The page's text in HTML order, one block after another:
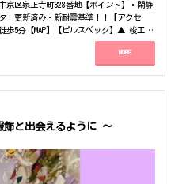
京区泉正寺町328番地【ポイント】・閑静
ー更新済み・新耐震基準！！【アクセ
歩5分【MAP】【ビルスペック】▲ 竣工年
愛、塔屋1階建て▲ 建物用途/区
式・シャワートイレ▲シンク→有(手
▲ 駐車場→あり▲ 駐輪場→1台無料（登
スの周りは静かな雰囲気で落ち着いた場
が外れたところにはおしゃれなカフェな
店がたくさんありました♪駅からも徒歩5
りでお探しのお客様は一度ご連絡くださ
MORE
飾と出会えるように ～